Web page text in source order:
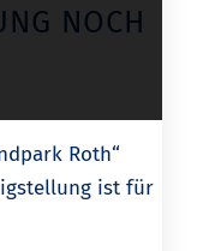
NOCH
Roth“
ist für